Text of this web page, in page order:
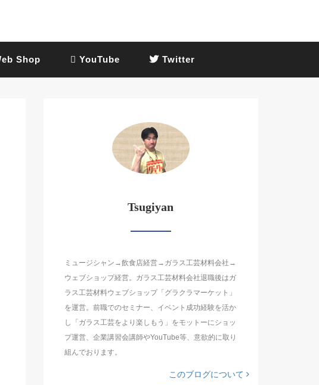
Shop YouTube Twitter
Tsugiyan
ミュージシャン→飲食店経営→ガラス工芸材料会社→
ウェブショップ経営。ガラス工芸材料会社退職後はガ
ラス工芸材料ウェブショップ「グラクラマーケット」
を運営。前職でのセミナー、イベント成功経験を活か
し「ガラス工芸をより楽しもう」をモットーにショッ
プ運営、企業講習会講師やYouTube等、意欲的に取り
組んでおります。
このブログについて